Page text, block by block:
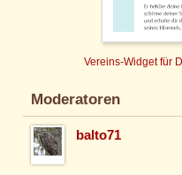
Vereins-Widget für
Moderatoren
balto71